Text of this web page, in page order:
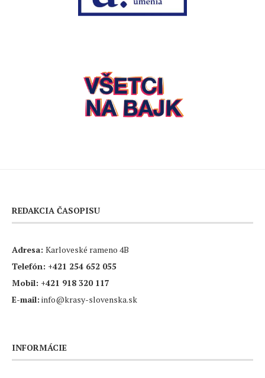
REDAKCIA ČASOPISU
Adresa: Karloveské rameno 4B
Telefón: +421 254 652 055
Mobil: +421 918 320 117
E-mail: info@krasy-slovenska.sk
INFORMÁCIE